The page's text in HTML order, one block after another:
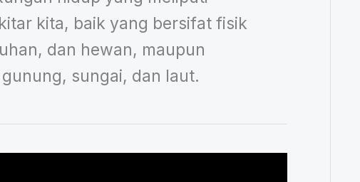
kita, baik yang bersifat fisik
dan hewan, maupun
sungai, dan laut.